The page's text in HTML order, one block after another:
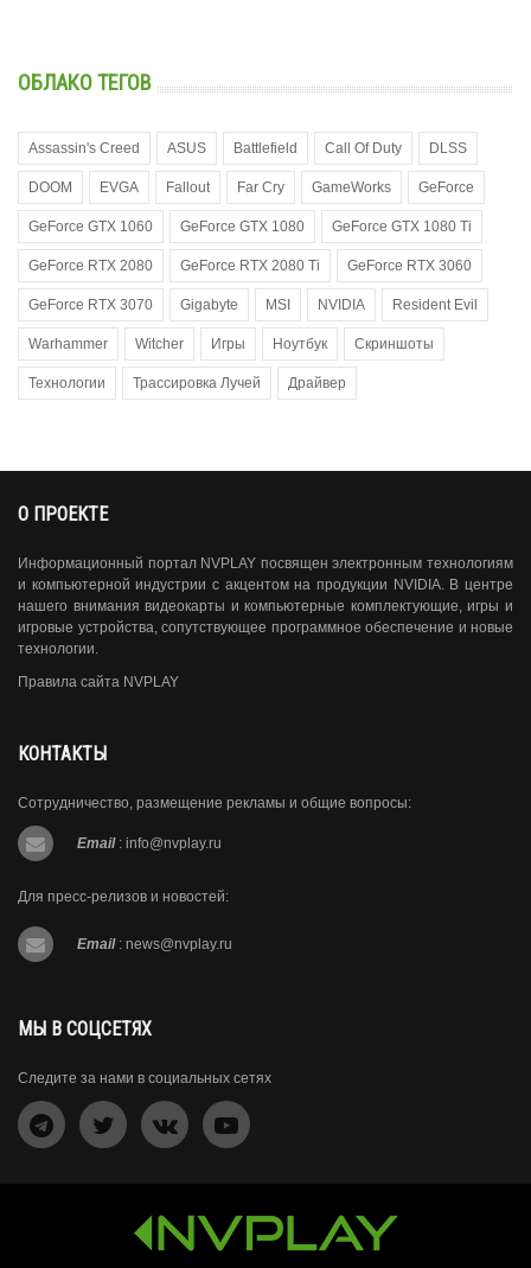
ОБЛАКО ТЕГОВ
Assassin's Creed ASUS Battlefield Call Of Duty DLSS
DOOM EVGA Fallout Far Cry GameWorks GeForce
GeForce GTX 1060 GeForce GTX 1080 GeForce GTX 1080 Ti
GeForce RTX 2080 GeForce RTX 2080 Ti GeForce RTX 3060
GeForce RTX 3070 Gigabyte MSI NVIDIA Resident Evil
Warhammer Witcher Игры Ноутбук Скриншоты
Технологии Трассировка Лучей Драйвер
О ПРОЕКТЕ
Информационный портал NVPLAY посвящен электронным технологиям
и компьютерной индустрии с акцентом на продукции NVIDIA. В центре
нашего внимания видеокарты и компьютерные комплектующие, игры и
игровые устройства, сопутствующее программное обеспечение и новые
технологии.
Правила сайта NVPLAY
КОНТАКТЫ
Сотрудничество, размещение рекламы и общие вопросы:
Email : info@nvplay.ru
Для пресс-релизов и новостей:
Email : news@nvplay.ru
МЫ В СОЦСЕТЯХ
Следите за нами в социальных сетях